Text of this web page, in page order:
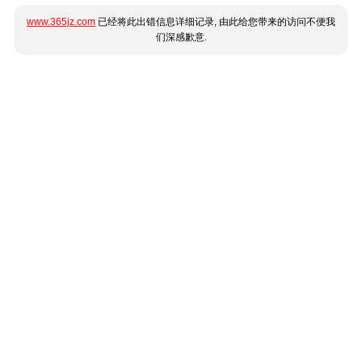
www.365jz.com 已经将此出错信息详细记录, 由此给您带来的访问不便我
们深感歉意.